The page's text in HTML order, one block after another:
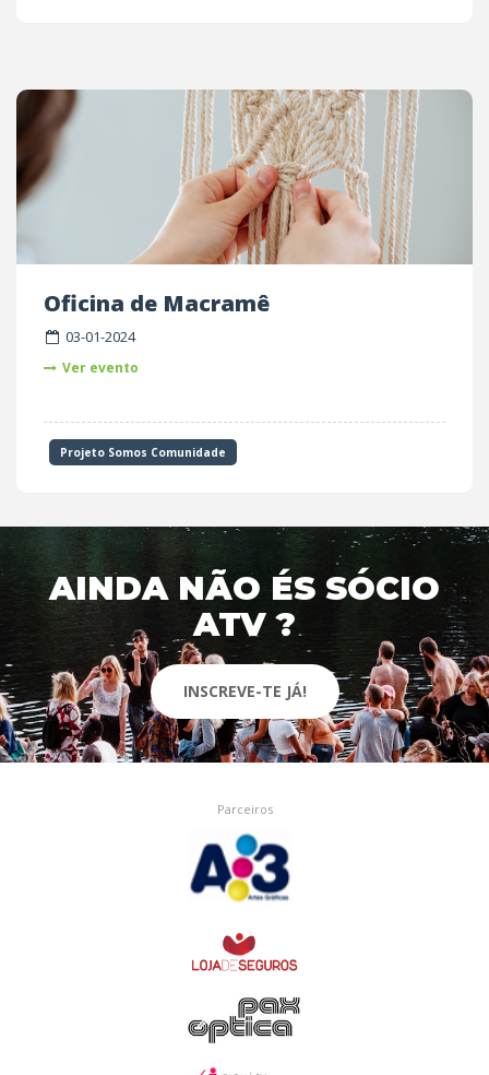
Oficina de Macramê
03-01-2024
Ver evento
Projeto Somos Comunidade
AINDA NÃO ÉS SÓCIO
ATV ?
INSCREVE-TE JÁ!
Parceiros